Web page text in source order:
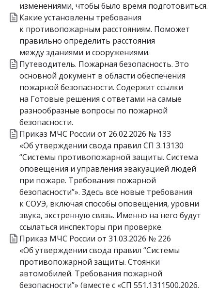
изменениями, чтобы было время подготовиться.
Какие установлены требования
к противопожарным расстояниям. Поможет
правильно определить расстояния
между зданиями и сооружениями.
Путеводитель. Пожарная безопасность. Это
основной документ в области обеспечения
пожарной безопасности. Содержит ссылки
на Готовые решения с ответами на самые
разнообразные вопросы по пожарной
безопасности.
Приказ МЧС России от 26.02.2026 № 133
«Об утверждении свода правил СП 3.13130
“Системы противопожарной защиты. Система
оповещения и управления эвакуацией людей
при пожаре. Требования пожарной
безопасности”». Здесь все новые требования
к СОУЭ, включая способы оповещения, уровни
звука, экстренную связь. Именно на него будут
ссылаться инспекторы при проверке.
Приказ МЧС России от 31.03.2026 № 226
«Об утверждении свода правил “Системы
противопожарной защиты. Стоянки
автомобилей. Требования пожарной
безопасности”» (вместе с «СП 551.1311500.2026.